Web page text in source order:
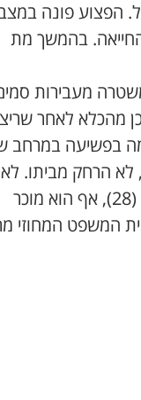
הפצוע פונה
החייאה. בהמשך מת
מעבירות
מהכלא לאחר
בפשיעה במרחב
לא הרחק מביתו.
(28), אף הוא מוכר
המשפט המחוזי